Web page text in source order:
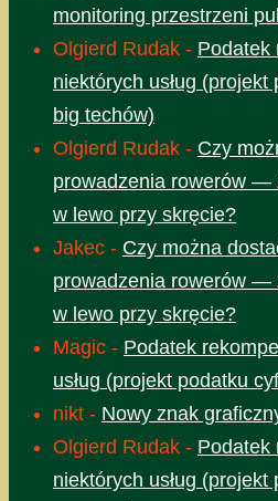
monitoring przestrzeni
Olgierd Rudak - Podatek
niektórych usług
big techów)
Olgierd Rudak - Czy
prowadzenia rowerów —
w lewo przy skręcie?
Jakec - Czy można
prowadzenia rowerów —
w lewo przy skręcie?
Magic - Podatek
usług (projekt podatku
nikt - Nowy znak
Olgierd Rudak - Podatek
niektórych usług